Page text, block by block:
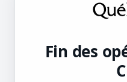
Fin des